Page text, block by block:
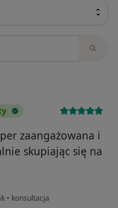
zaangażowana i
skupiając się na
• konsultacja